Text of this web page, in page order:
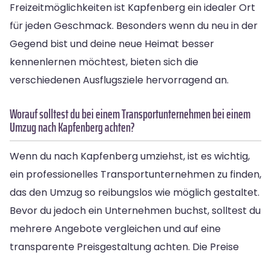
Freizeitmöglichkeiten ist Kapfenberg ein idealer Ort
für jeden Geschmack. Besonders wenn du neu in der
Gegend bist und deine neue Heimat besser
kennenlernen möchtest, bieten sich die
verschiedenen Ausflugsziele hervorragend an.
Worauf solltest du bei einem Transportunternehmen bei einem
Umzug nach Kapfenberg achten?
Wenn du nach Kapfenberg umziehst, ist es wichtig,
ein professionelles Transportunternehmen zu finden,
das den Umzug so reibungslos wie möglich gestaltet.
Bevor du jedoch ein Unternehmen buchst, solltest du
mehrere Angebote vergleichen und auf eine
transparente Preisgestaltung achten. Die Preise